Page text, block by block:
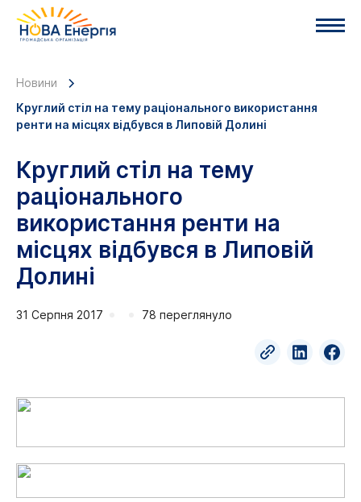
Новини
Круглий стіл на тему раціонального використання
ренти на місцях відбувся в Липовій Долині
Круглий стіл на тему
раціонального
використання ренти на
місцях відбувся в Липовій
Долині
31 Серпня 2017 78 переглянуло